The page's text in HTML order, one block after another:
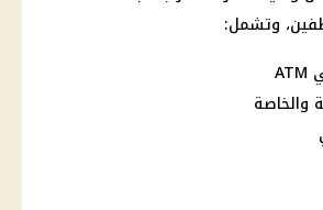
وتشمل:
والخاصة